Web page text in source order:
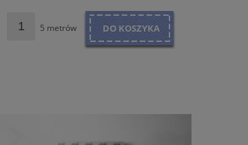
5 metrów DO KOSZYKA